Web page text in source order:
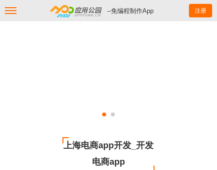
--免编程制作App 注册
上海电商app开发_开发
电商app